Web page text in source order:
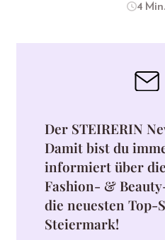
4 Min.
Der STEIRERIN
Damit bist du
informiert über
Fashion- &
die neuesten Top-
Steiermark!